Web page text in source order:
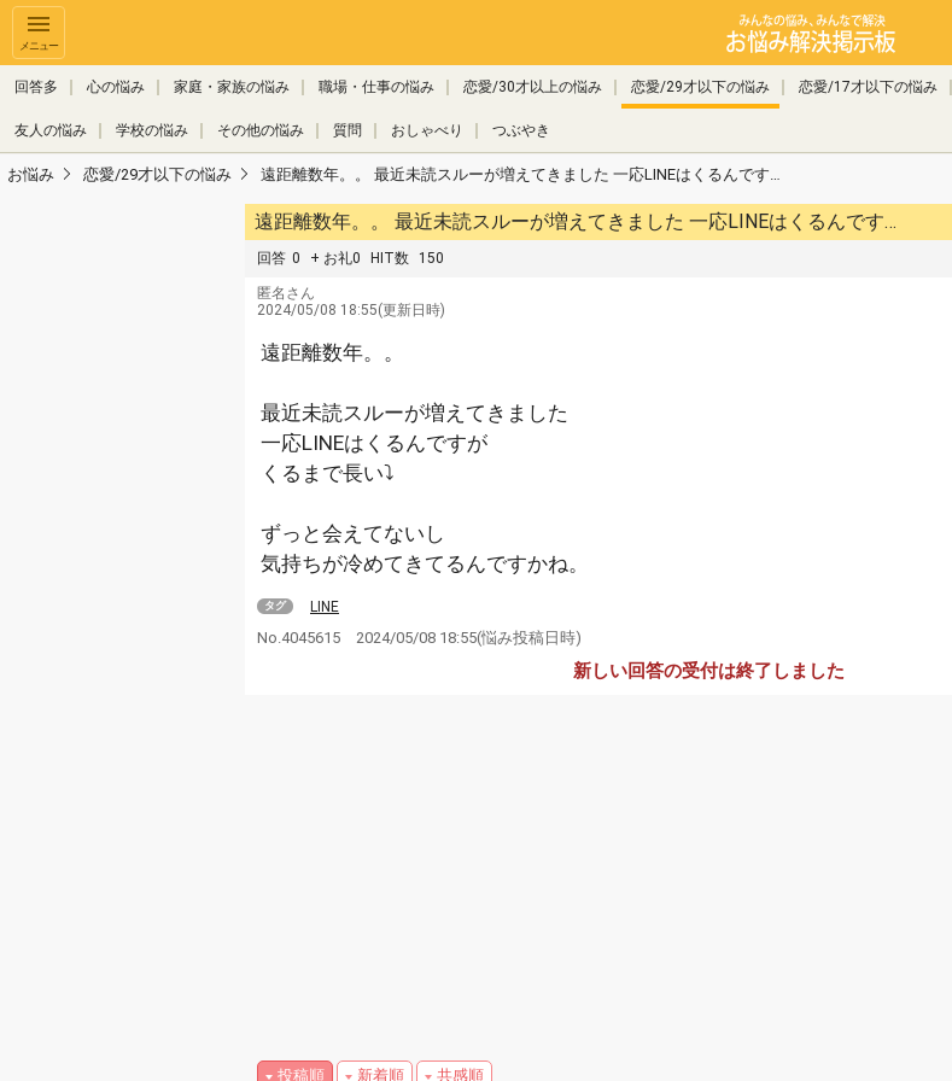
メニュー
回答多 心の悩み 家庭・家族の悩み 職場・仕事の悩み 恋愛/30才以上の悩み 恋愛/29才以下の悩み 恋愛/17才以下の悩み
友人の悩み 学校の悩み その他の悩み 質問 おしゃべり つぶやき
お悩み 恋愛/29才以下の悩み 遠距離数年。。 最近未読スルーが増えてきました 一応LINEはくるんです…
遠距離数年。。 最近未読スルーが増えてきました 一応LINEはくるんです…
回答 0 + お礼0 HIT数 150
匿名さん
2024/05/08 18:55(更新日時)
遠距離数年。。
最近未読スルーが増えてきました
一応LINEはくるんですが
くるまで長い⤵️
ずっと会えてないし
気持ちが冷めてきてるんですかね。
タグ LINE
No.4045615 2024/05/08 18:55(悩み投稿日時)
新しい回答の受付は終了しました
投稿順 新着順 共感順